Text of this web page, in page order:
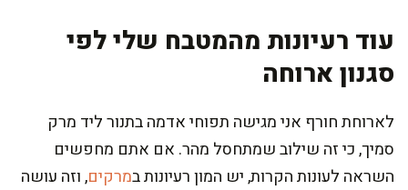
עוד רעיונות מהמטבח שלי לפי
סגנון ארוחה
לארוחת חורף אני מגישה תפוחי אדמה בתנור ליד מרק
סמיך, כי זה שילוב שמתחסל מהר. אם אתם מחפשים
השראה לעונות הקרות, יש המון רעיונות במרקים, וזה עושה